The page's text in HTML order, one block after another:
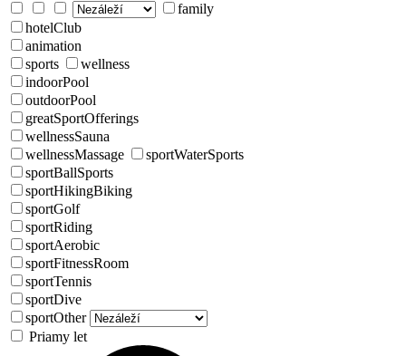
family
hotelClub
animation
sports
wellness
indoorPool
outdoorPool
greatSportOfferings
wellnessSauna
wellnessMassage
sportWaterSports
sportBallSports
sportHikingBiking
sportGolf
sportRiding
sportAerobic
sportFitnessRoom
sportTennis
sportDive
sportOther
Priamy let